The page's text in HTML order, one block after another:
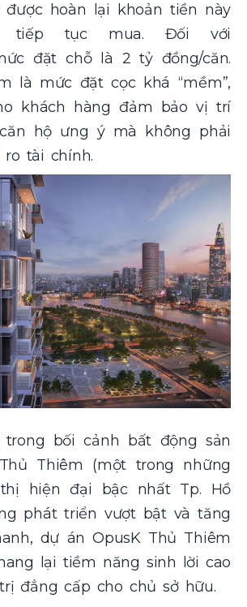
được hoàn lại khoản tiền này
tiếp tục mua. Đối với
đặt chỗ là 2 tỷ đồng/căn.
là mức đặt cọc khá “mềm”,
khách hàng đảm bảo vị trí
hộ ưng ý mà không phải
ro tài chính.
trong bối cảnh bất động sản
Thiêm (một trong những
hiện đại bậc nhất Tp. Hồ
phát triển vượt bật và tăng
dự án OpusK Thủ Thiêm
lại tiềm năng sinh lời cao
đẳng cấp cho chủ sở hữu.